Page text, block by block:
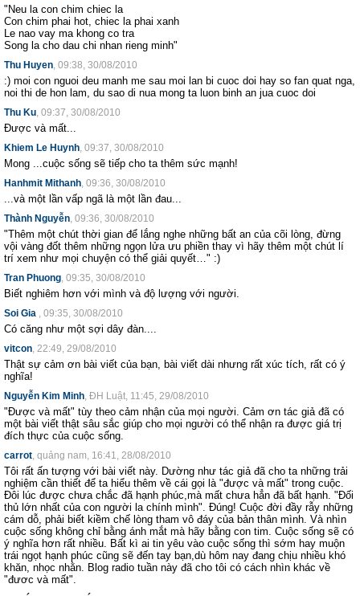
‎"Neu la con chim chiec la
Con chim phai hot, chiec la phai xanh
Le nao vay ma khong co tra
Song la cho dau chi nhan rieng minh"
Thu Huyen, 09:38, 30/08/2010
‎:) moi con nguoi deu manh me sau moi lan bi cuoc doi hay so fan quat nga,
noi thi de hon lam, du sao di nua mong ta luon binh an jua cuoc doi
Thu Ku, 09:37, 30/08/2010
Được và mất...
Khiem Le Huynh, 09:37, 30/08/2010
Mong ...cuộc sống sẽ tiếp cho ta thêm sức mạnh!
Hanhmit Mithanh, 09:36, 30/08/2010
‎...và một lần vấp ngã là một lần đau...
Thành Nguyễn, 09:36, 30/08/2010
‎"Thêm một chút thời gian để lắng nghe những bất an của cõi lòng, đừng
vội vàng đốt thêm những ngọn lửa ưu phiền thay vì hãy thêm một chút lí
trí xem như mọi chuyện có thể giải quyết…" :)
Tran Phuong, 09:35, 30/08/2010
Biết nghiêm hơn với mình và độ lượng với người.
Soi Gia ‎ , 09:35, 30/08/2010
Có căng như một sợi dây đàn....
vitcon, 22:49, 29/08/2010
Thật sự cảm ơn bài viết của bạn, bài viết dài nhưng rất xúc tích, rất có ý
nghĩa!
Nguyễn Kim Minh, ĐH Luật, 11:45, 29/08/2010
"Được và mất" tùy theo cảm nhận của mọi người. Cảm ơn tác giả đã có
một bài viết thật sâu sắc giúp cho mọi người có thể nhận ra được giá trị
đích thực của cuộc sống.
carrot, quảng nam, 16:41, 28/08/2010
Tôi rất ấn tượng với bài viết này. Dường như tác giả đã cho ta những trải
nghiệm cần thiết để ta hiểu thêm về cái gọi là "được và mất" trong cuộc.
Đôi lúc được chưa chắc đã hạnh phúc,mà mất chưa hẳn đã bất hạnh. "Đối
thủ lớn nhất của con người la chính mình". Đúng! Cuộc đời đầy rẫy những
cám dỗ, phải biết kiềm chế lòng tham vô đáy của bản thân mình. Và nhìn
cuộc sống không chỉ bằng ánh mắt mà hãy bằng con tim. Cuộc sống sẽ có
ý nghĩa hơn rất nhiều. Bất kì ai tin yêu vào cuộc sống thì sớm hay muộn
trái ngọt hạnh phúc cũng sẽ đến tay bạn,dù hôm nay đang chịu nhiều khó
khăn, nhọc nhằn. Blog radio tuần này đã cho tôi có cách nhìn khác về
"đươc và mất".